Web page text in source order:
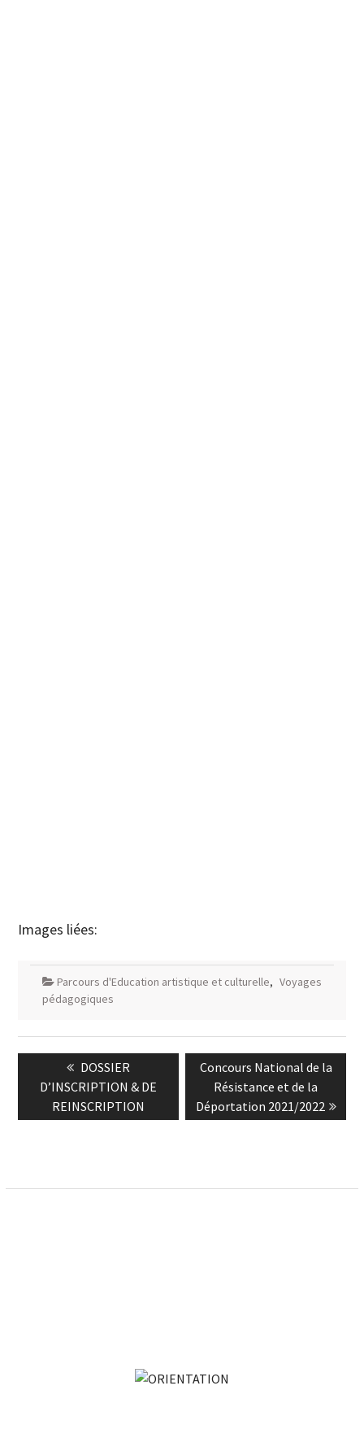
Images liées:
Parcours d'Education artistique et culturelle, Voyages
pédagogiques
Navigation
l’article
Previous
post:
DOSSIER
D’INSCRIPTION & DE
REINSCRIPTION
Next
post:
Concours National de la
Résistance et de la
Déportation 2021/2022